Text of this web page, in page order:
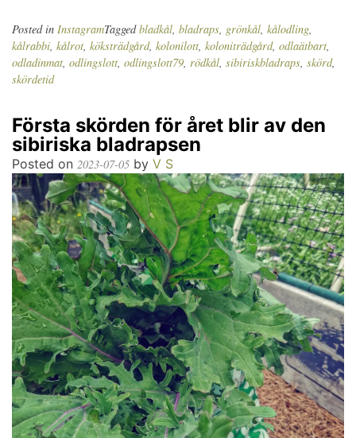
Posted in InstagramTaggedbladkål, bladraps, grönkål, kålodling,
kålrabbi, kålrot, köksträdgård, kolonilott, koloniträdgård, odlaätbart,
odladinmat, odlingslott, odlingslott79, rödkål, sibiriskbladraps, skörd,
skördetid
Första skörden för året blir av den
sibiriska bladrapsen
Posted on 2023-07-05 by V S